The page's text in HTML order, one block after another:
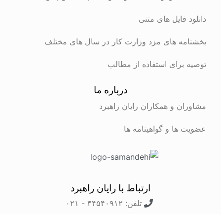
دانلود فایل های متنی
بخشنامه های مزد وزارت کار در سال های مختلف
توصیه برای استفاده از مطالب
درباره ما
مشاوران و همکاران رایان راهبرد
عضویت ها و گواهینامه ها
ارتباط با رایان راهبرد
تلفن: ۴۴۵۴۰۹۱۲ - ۰۲۱